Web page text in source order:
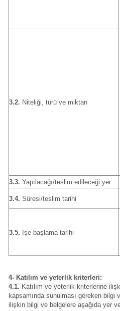
3.2. Niteliği, türü ve miktarı
3.3. Yapılacağı/teslim edileceği yer
3.4. Süresi/teslim tarihi
3.5. İşe başlama tarihi
4- Katılım ve yeterlik kriterleri:
4.1. Katılım ve yeterlik kriterlerine
kapsamında sunulması gereken bilgi
ilişkin bilgi ve belgelere aşağıda yer